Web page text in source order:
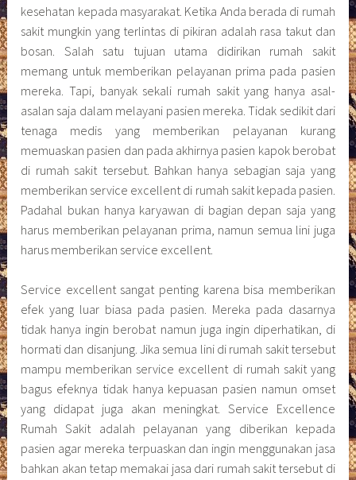
kesehatan kepada masyarakat. Ketika Anda berada di rumah
sakit mungkin yang terlintas di pikiran adalah rasa takut dan
bosan. Salah satu tujuan utama didirikan rumah sakit
memang untuk memberikan pelayanan prima pada pasien
mereka. Tapi, banyak sekali rumah sakit yang hanya asal-
asalan saja dalam melayani pasien mereka. Tidak sedikit dari
tenaga medis yang memberikan pelayanan kurang
memuaskan pasien dan pada akhirnya pasien kapok berobat
di rumah sakit tersebut. Bahkan hanya sebagian saja yang
memberikan service excellent di rumah sakit kepada pasien.
Padahal bukan hanya karyawan di bagian depan saja yang
harus memberikan pelayanan prima, namun semua lini juga
harus memberikan service excellent.
Service excellent sangat penting karena bisa memberikan
efek yang luar biasa pada pasien. Mereka pada dasarnya
tidak hanya ingin berobat namun juga ingin diperhatikan, di
hormati dan disanjung. Jika semua lini di rumah sakit tersebut
mampu memberikan service excellent di rumah sakit yang
bagus efeknya tidak hanya kepuasan pasien namun omset
yang didapat juga akan meningkat. Service Excellence
Rumah Sakit adalah pelayanan yang diberikan kepada
pasien agar mereka terpuaskan dan ingin menggunakan jasa
bahkan akan tetap memakai jasa dari rumah sakit tersebut di